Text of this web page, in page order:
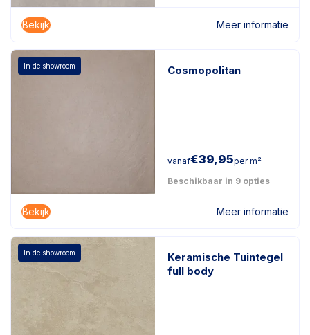
Bekijk Meer informatie
In de showroom Cosmopolitan
vanaf€39,95per m²
Beschikbaar in 9 opties
Bekijk Meer informatie
In de showroom
Keramische Tuintegel
full body